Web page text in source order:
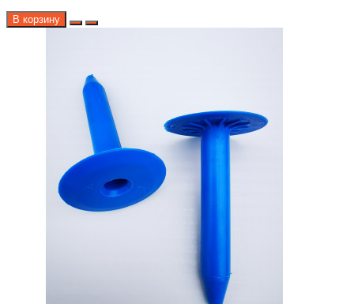
В корзину